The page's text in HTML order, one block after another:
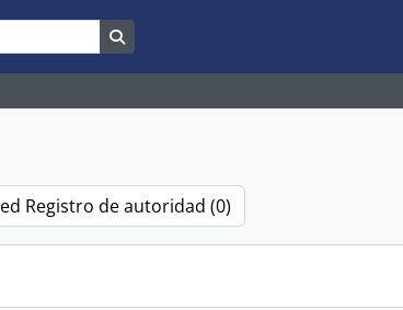
Registro de autoridad (0)